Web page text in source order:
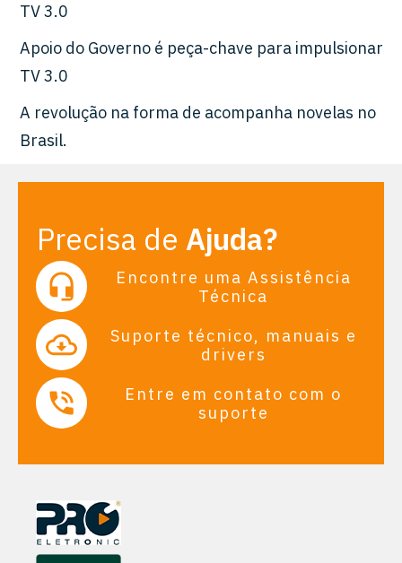
TV 3.0
Apoio do Governo é peça-chave para impulsionar
TV 3.0
A revolução na forma de acompanha novelas no
Brasil.
Precisa de Ajuda?
Encontre uma Assistência
Técnica
Suporte técnico, manuais e
drivers
Entre em contato com o
suporte